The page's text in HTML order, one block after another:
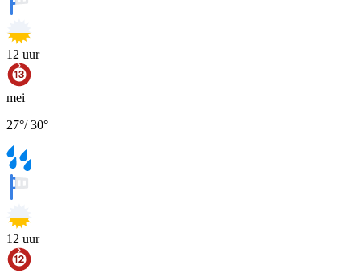
12 uur
mei
27°/30°
12 uur